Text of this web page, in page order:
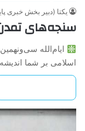
یکتا (دبیر بخش خبری
سنجه‌های
ایام‌الله
اسلامی بر شما